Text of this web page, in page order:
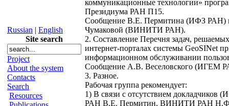
Russian | English
Site search
Project
About the system
Contacts
Search
Resources
коммуникационные технологии»
Президиума РАН П15.
Сообщение В.Е. Пермитина (ИФЗ
Чумаковой (ВИНИТИ РАН).
2. Составление Перечня задач,
интернет-порталах системы GeoSINet
информационном обслуживании
Сообщение А.В. Веселовского (ИГЕМ
3. Разное.
Рабочая группа рекомендует:
1) В связи с отсутствием докладчиков
РАН В.Е. Пермитин, ВИНИТИ РАН